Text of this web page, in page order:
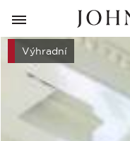
ZPĚT
Výhradní